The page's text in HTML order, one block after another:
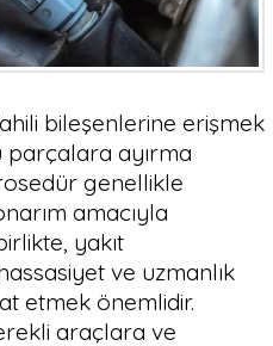
bileşenlerine erişmek
parçalara ayırma
genellikle
amacıyla
yakıt
ve uzmanlık
etmek önemlidir.
araçlara ve